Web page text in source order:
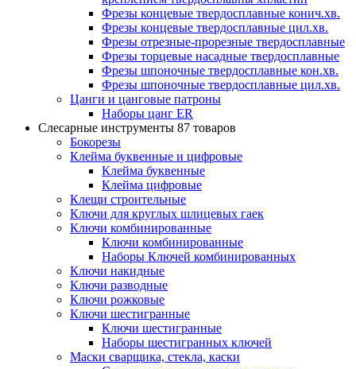
Фрезы концевые твердосплавные конич.хв.
Фрезы концевые твердосплавные цил.хв.
Фрезы отрезные-прорезные твердосплавные
Фрезы торцевые насадные твердосплавные
Фрезы шпоночные твердосплавные кон.хв.
Фрезы шпоночные твердосплавные цил.хв.
Цанги и цанговые патроны
Наборы цанг ER
Слесарные инструменты 87 товаров
Бокорезы
Клейма буквенные и цифровые
Клейма буквенные
Клейма цифровые
Клещи строительные
Ключи для круглых шлицевых гаек
Ключи комбинированные
Ключи комбинированные
Наборы Ключей комбинированных
Ключи накидные
Ключи разводные
Ключи рожковые
Ключи шестигранные
Ключи шестигранные
Наборы шестигранных ключей
Маски сварщика, стекла, каски